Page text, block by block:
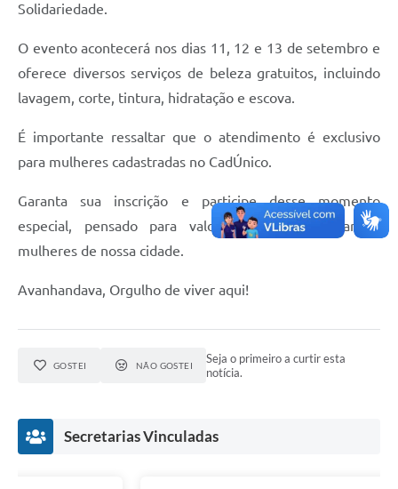
Solidariedade.
O evento acontecerá nos dias 11, 12 e 13 de setembro e
oferece diversos serviços de beleza gratuitos, incluindo
lavagem, corte, tintura, hidratação e escova.
É importante ressaltar que o atendimento é exclusivo
para mulheres cadastradas no CadÚnico.
Garanta sua inscrição e participe desse momento
especial, pensado para valorizar e homenagear as
mulheres de nossa cidade.
Avanhandava, Orgulho de viver aqui!
GOSTEI NÃO GOSTEI
Seja o primeiro a curtir esta
notícia.
Secretarias Vinculadas